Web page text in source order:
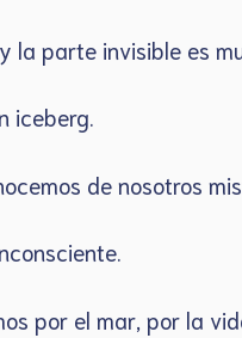
la parte invisible es
iceberg.
de nosotros
por el mar, por la